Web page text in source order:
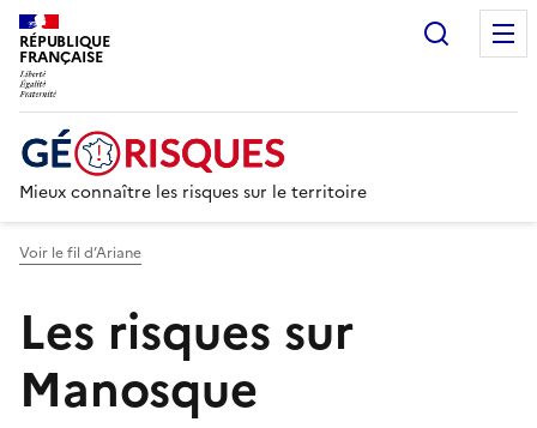
RÉPUBLIQUE
FRANÇAISE
Mieux connaître les risques sur le territoire
Voir le fil d’Ariane
Les risques sur
Manosque